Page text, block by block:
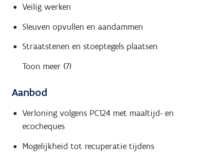
Veilig werken
Sleuven opvullen en aandammen
Straatstenen en stoeptegels plaatsen
Toon meer (7)
Aanbod
Verloning volgens PC124 met maaltijd- en
ecocheques
Mogelijkheid tot recuperatie tijdens